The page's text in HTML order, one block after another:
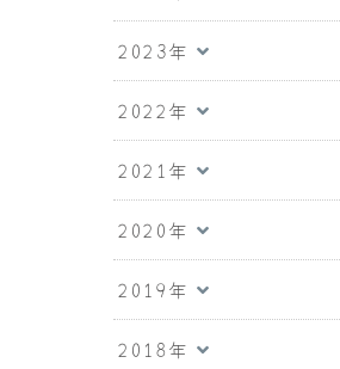
2023年
2022年
2021年
2020年
2019年
2018年